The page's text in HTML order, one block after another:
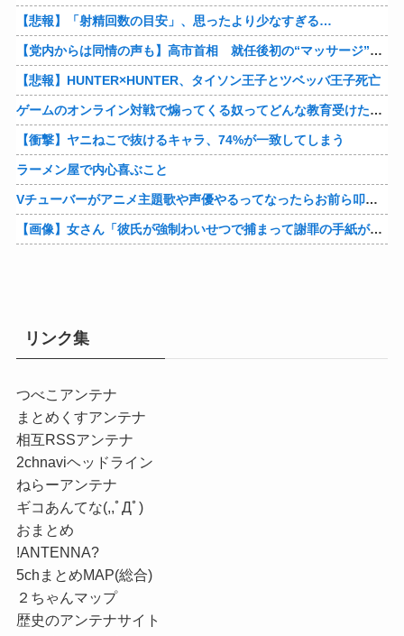
【悲報】「射精回数の目安」、思ったより少なすぎる…
【党内からは同情の声も】高市首相 就任後初の“マッサージ”報道に「疲れてるアピ？」とSNSでは一部から冷ややかな声…被災地視察“PV動画”から続く不信
【悲報】HUNTER×HUNTER、タイソン王子とツベッバ王子死亡
ゲームのオンライン対戦で煽ってくる奴ってどんな教育受けたんや
【衝撃】ヤニねこで抜けるキャラ、74%が一致してしまう
ラーメン屋で内心喜ぶこと
Vチューバーがアニメ主題歌や声優やるってなったらお前ら叩くけどさ……他
【画像】女さん「彼氏が強制わいせつで捕まって謝罪の手紙が来た」ﾊﾟｼｬｯ他
リンク集
つべこアンテナ
まとめくすアンテナ
相互RSSアンテナ
2chnaviヘッドライン
ねらーアンテナ
ギコあんてな(,,ﾟДﾟ)
おまとめ
!ANTENNA?
5chまとめMAP(総合)
２ちゃんマップ
歴史のアンテナサイト